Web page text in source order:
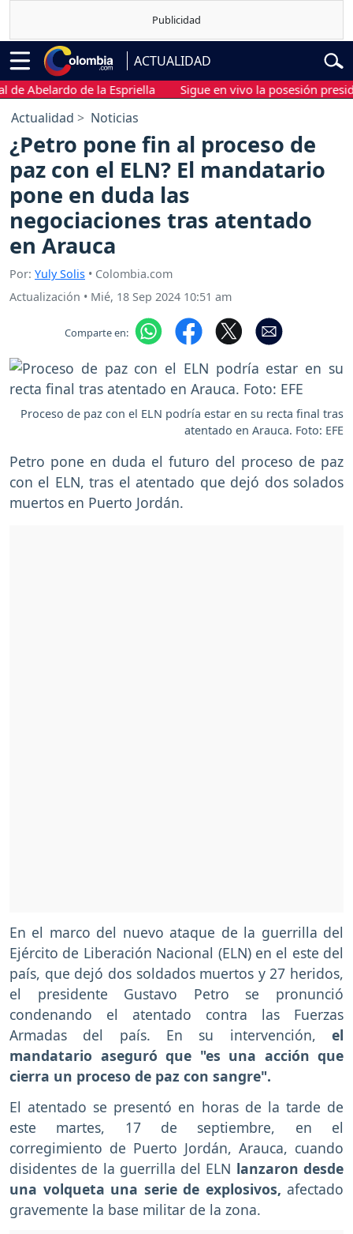
ACTUALIDAD
de la Espriella Sigue en vivo la posesión
Actualidad Noticias
¿Petro pone fin al proceso de
paz con el ELN? El mandatario
pone en duda las
negociaciones tras atentado
en Arauca
Por: Yuly Solis • Colombia.com
Actualización • Mié, 18 Sep 2024 10:51 am
Comparte en:
Proceso de paz con el ELN podría estar en su recta final tras
atentado en Arauca. Foto: EFE
Petro pone en duda el futuro del proceso de paz
con el ELN, tras el atentado que dejó dos solados
muertos en Puerto Jordán.
En el marco del nuevo ataque de la guerrilla del
Ejército de Liberación Nacional (ELN) en el este del
país, que dejó dos soldados muertos y 27 heridos,
el presidente Gustavo Petro se pronunció
condenando el atentado contra las Fuerzas
Armadas del país. En su intervención, el
mandatario aseguró que "es una acción que
cierra un proceso de paz con sangre".
El atentado se presentó en horas de la tarde de
este martes, 17 de septiembre, en el
corregimiento de Puerto Jordán, Arauca, cuando
disidentes de la guerrilla del ELN lanzaron desde
una volqueta una serie de explosivos, afectado
gravemente la base militar de la zona.